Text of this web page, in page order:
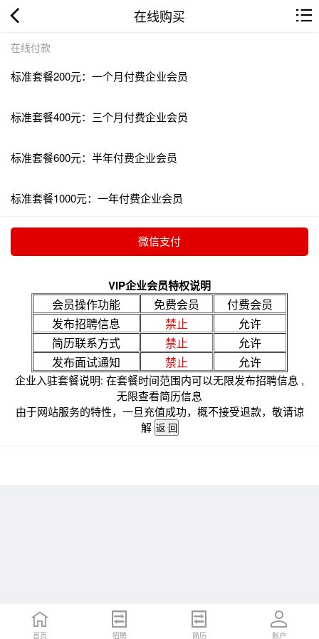
在线购买
在线付款
标准套餐200元：一个月付费企业会员
标准套餐400元：三个月付费企业会员
标准套餐600元：半年付费企业会员
标准套餐1000元：一年付费企业会员
VIP企业会员特权说明
会员操作功能 免费会员
付费会员
发布招聘信息
禁止
允许
简历联系方式
禁止
允许
发布面试通知
禁止 允许
企业入驻套餐说明: 在套餐时间范围内可以无限发布招聘信息 ,
无限查看简历信息
由于网站服务的特性，一旦充值成功，概不接受退款，敬请谅
解
首页 招聘 简历 账户